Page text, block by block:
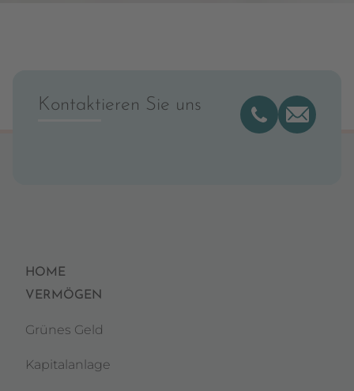
Kontaktieren Sie uns
HOME
VERMÖGEN
Grünes Geld
Kapitalanlage